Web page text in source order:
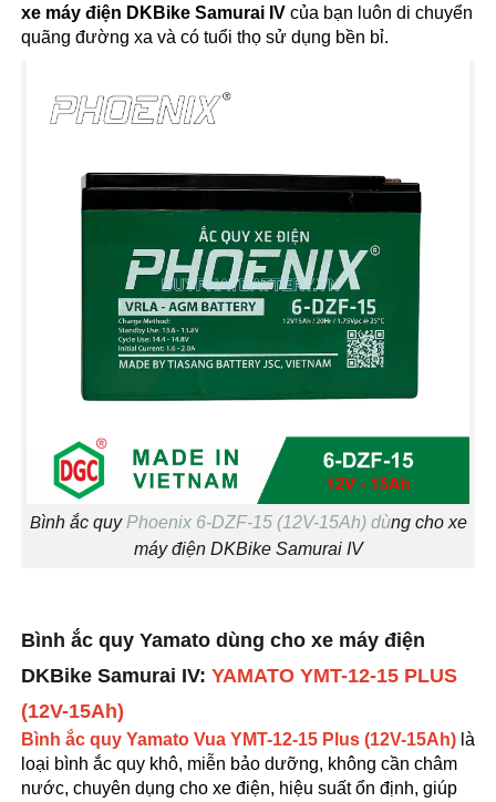
xe máy điện DKBike Samurai IV của bạn luôn di chuyển
quãng đường xa và có tuổi thọ sử dụng bền bỉ.
Bình ắc quy Phoenix 6-DZF-15 (12V-15Ah) dùngcho xe
máy điện DKBike Samurai IV
Bình ắc quy Yamato dùng cho xe máy điện
DKBike Samurai IV: YAMATO YMT-12-15 PLUS
(12V-15Ah)
Bình ắc quy Yamato Vua YMT-12-15 Plus (12V-15Ah) là
loại bình ắc quy khô, miễn bảo dưỡng, không cần châm
nước, chuyên dụng cho xe điện, hiệu suất ổn định, giúp